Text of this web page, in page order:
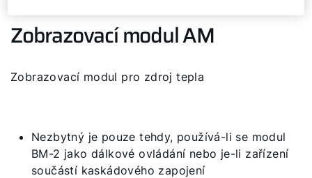
Zobrazovací modul AM
Zobrazovací modul pro zdroj tepla
Nezbytný je pouze tehdy, používá-li se modul
BM-2 jako dálkové ovládání nebo je-li zařízení
součástí kaskádového zapojení
Důležité odkazy